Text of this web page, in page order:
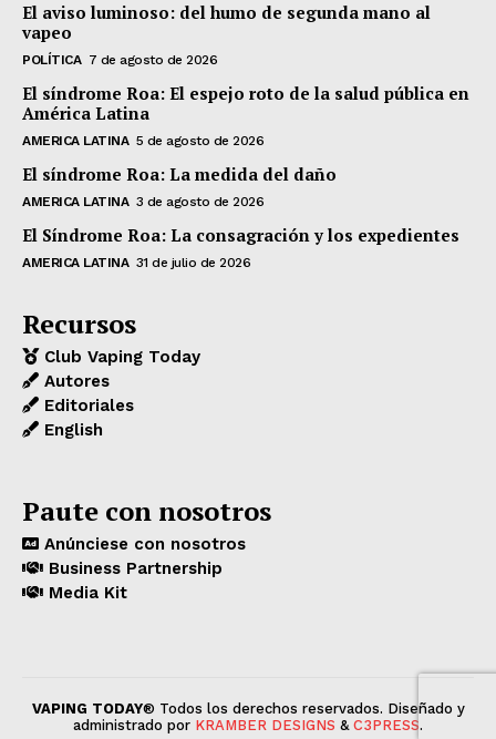
El aviso luminoso: del humo de segunda mano al
vapeo
POLÍTICA 7 de agosto de 2026
El síndrome Roa: El espejo roto de la salud pública en
América Latina
AMERICA LATINA 5 de agosto de 2026
El síndrome Roa: La medida del daño
AMERICA LATINA 3 de agosto de 2026
El Síndrome Roa: La consagración y los expedientes
AMERICA LATINA 31 de julio de 2026
Recursos
Club Vaping Today
Autores
Editoriales
English
Paute con nosotros
Anúnciese con nosotros
Business Partnership
Media Kit
VAPING TODAY® Todos los derechos reservados. Diseñado y
administrado por KRAMBER DESIGNS & C3PRESS.